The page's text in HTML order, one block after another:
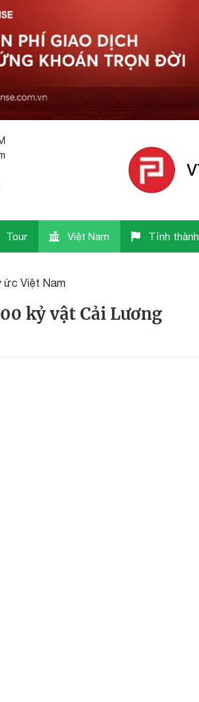
Tour Việt Nam Tỉnh thành
ức Việt Nam
kỷ vật Cải Lương